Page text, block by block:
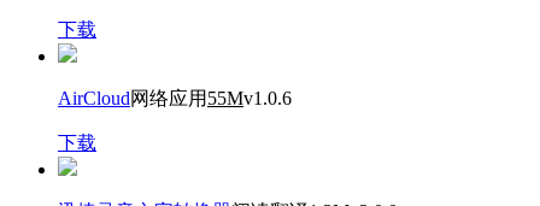
下载
AirCloud网络应用 55Mv1.0.6
下载